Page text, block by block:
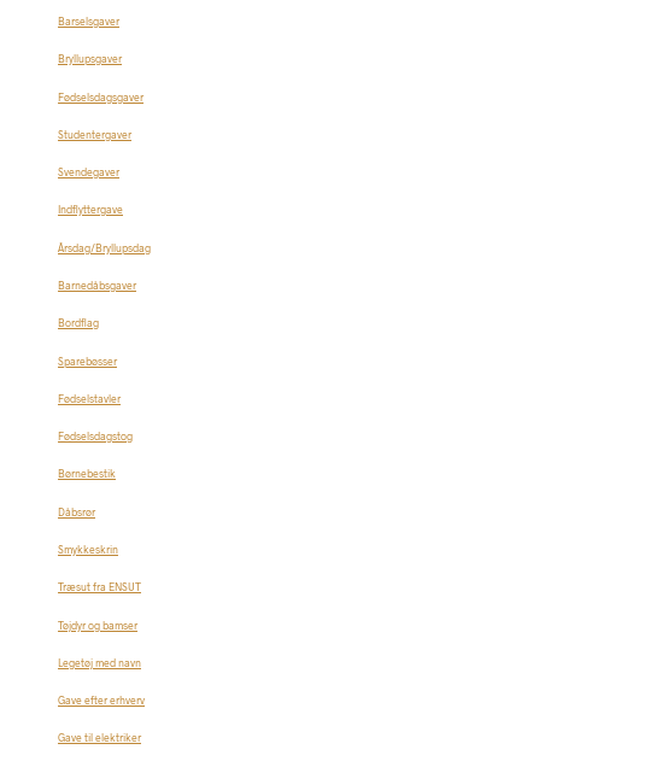
Barselsgaver
Bryllupsgaver
Fødselsdagsgaver
Studentergaver
Svendegaver
Indflyttergave
Årsdag/Bryllupsdag
Barnedåbsgaver
Bordflag
Sparebøsser
Fødselstavler
Fødselsdagstog
Børnebestik
Dåbsrør
Smykkeskrin
Træsut fra ENSUT
Tøjdyr og bamser
Legetøj med navn
Gave efter erhverv
Gave til elektriker